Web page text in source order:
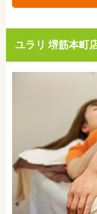
ユラリ 堺筋本町